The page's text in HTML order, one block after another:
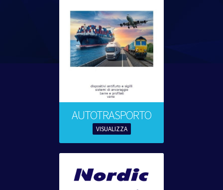
AUTOTRASPORTO
VISUALIZZA